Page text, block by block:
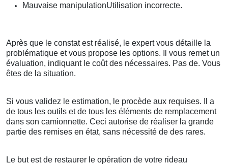
Mauvaise manipulationUtilisation incorrecte.
Après que le constat est réalisé, le expert vous détaille la
problématique et vous propose les options. Il vous remet un
évaluation, indiquant le coût des nécessaires. Pas de. Vous
êtes de la situation.
Si vous validez le estimation, le procède aux requises. Il a
de tous les outils et de tous les éléments de remplacement
dans son camionnette. Ceci autorise de réaliser la grande
partie des remises en état, sans nécessité de des rares.
Le but est de restaurer le opération de votre rideau